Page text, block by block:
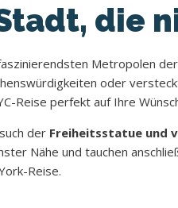
die
Metropolen
oder
Reise perfekt auf Ihre
der Freiheitsstatue und
Nähe und tauchen
Reise.